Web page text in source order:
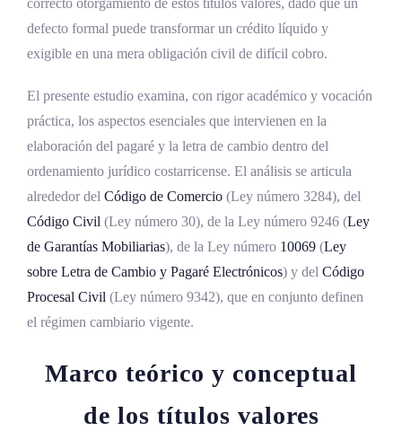
Las Convenciones de Ginebra y la Ley
Uniforme
desmaterialización
Marco normativo vigente en Costa Rica
Código de Comercio, Ley número 3284
Requisitos formales de la letra de
cambio
Requisitos formales del pagaré
Endoso, aval y aceptación
Vencimiento, pago, protesto y acciones
Ley número 10069 y los títulos electrónicos
Garantías Mobiliarias
correcto otorgamiento de estos títulos valores, dado que un
defecto formal puede transformar un crédito líquido y
exigible en una mera obligación civil de difícil cobro.
El presente estudio examina, con rigor académico y vocación
práctica, los aspectos esenciales que intervienen en la
elaboración del pagaré y la letra de cambio dentro del
ordenamiento jurídico costarricense. El análisis se articula
alrededor del Código de Comercio (Ley número 3284), del
Código Civil (Ley número 30), de la Ley número 9246 (Ley
de Garantías Mobiliarias), de la Ley número 10069 (Ley
sobre Letra de Cambio y Pagaré Electrónicos) y del Código
Procesal Civil (Ley número 9342), que en conjunto definen
el régimen cambiario vigente.
Marco teórico y conceptual
de los títulos valores